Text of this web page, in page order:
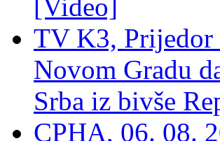
[Video]
TV K3,
Novom Gradu
Srba iz bivše
СРНА, 06. 08.